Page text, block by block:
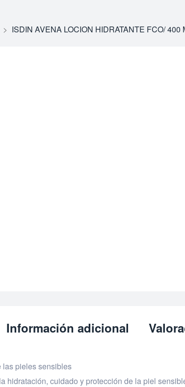
> ISDIN AVENA LOCION HIDRATANTE FCO/ 400
Información adicional
las pieles sensibles
hidratación, cuidado y protección de la piel